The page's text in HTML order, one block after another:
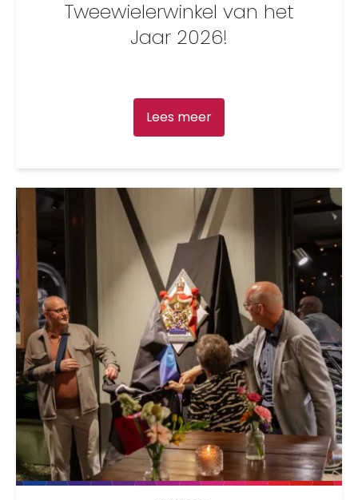
Tweewielerwinkel van het
Jaar 2026!
Lees meer